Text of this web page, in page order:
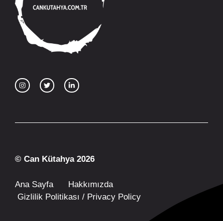
© Can Kütahya 2026
Ana Sayfa
Hakkımızda
Gizlilik Politikası / Privacy Policy